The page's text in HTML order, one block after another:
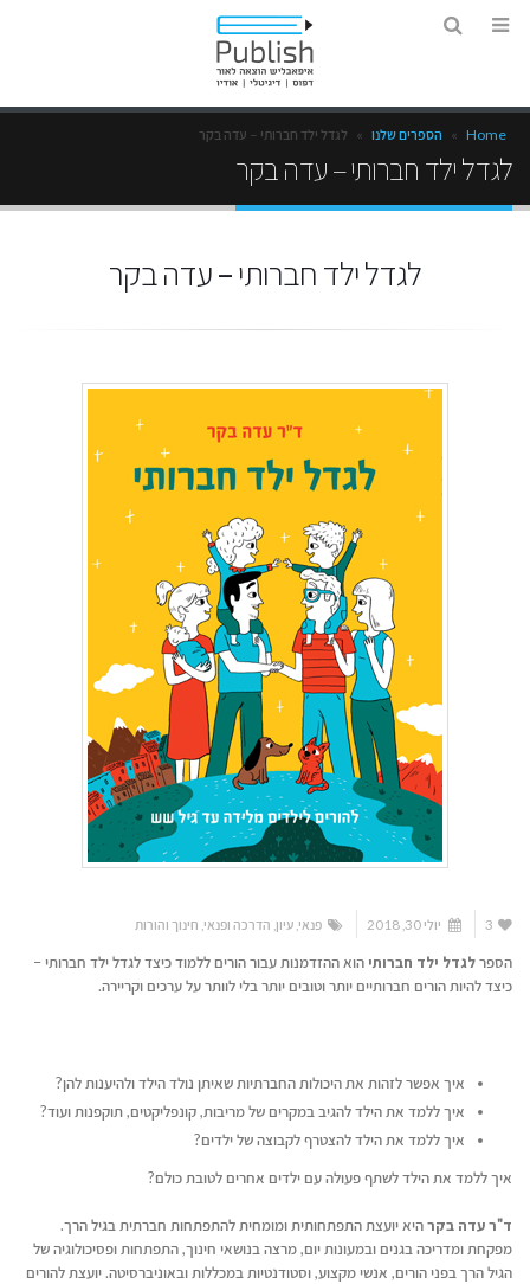
Home
» הספרים שלנו » לגדל ילד חברותי – עדה בקר
לגדל ילד חברותי – עדה בקר
לגדל ילד חברותי – עדה בקר
3 יולי 30, 2018 פנאי ,עיון הדרכה ופנאי חינוך והורות
הספרלגדל ילד חברותי הוא ההזדמנות עבור הורים ללמוד כיצד לגדל ילד חברותי –
כיצד להיות הורים חברותיים יותר וטובים יותר בלי לוותר על ערכים וקריירה.
איך אפשר לזהות את היכולות החברתיות שאיתן נולד הילד ולהיענות להן?
איך ללמד את הילד להגיב במקרים של מריבות, קונפליקטים, תוקפנות ועוד?
איך ללמד את הילד להצטרף לקבוצה של ילדים?
איך ללמד את הילד לשתף פעולה עם ילדים אחרים לטובת כולם?
ד"ר עדה בקרהיא יועצת התפתחותית ומומחית להתפתחות חברתית בגיל הרך.
מפקחת ומדריכה בגנים ובמעונות יום, מרצה בנושאי חינוך, התפתחות ופסיכולוגיה של
הגיל הרך בפני הורים, אנשי מקצוע, וסטודנטיות במכללות ובאוניברסיטה. יועצת להורים